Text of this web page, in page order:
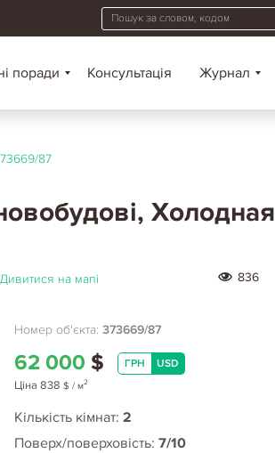
поради Консультація Журнал
87
Холодная
Дивитися на мапі 836
Номер об'єкта: 373669/87
62 000 $ ГРН USD
Ціна 838 $ / м2
Кількість кімнат: 2
Поверх/поверховість: 7/10